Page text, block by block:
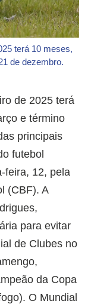
terá 10 meses,
de dezembro.
de 2025 terá
e término
principais
futebol
feira, 12, pela
(CBF). A
para evitar
de Clubes no
da Copa
O Mundial